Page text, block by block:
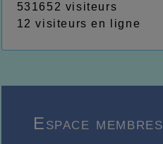
531652 visiteurs
12 visiteurs en ligne
Espace membres